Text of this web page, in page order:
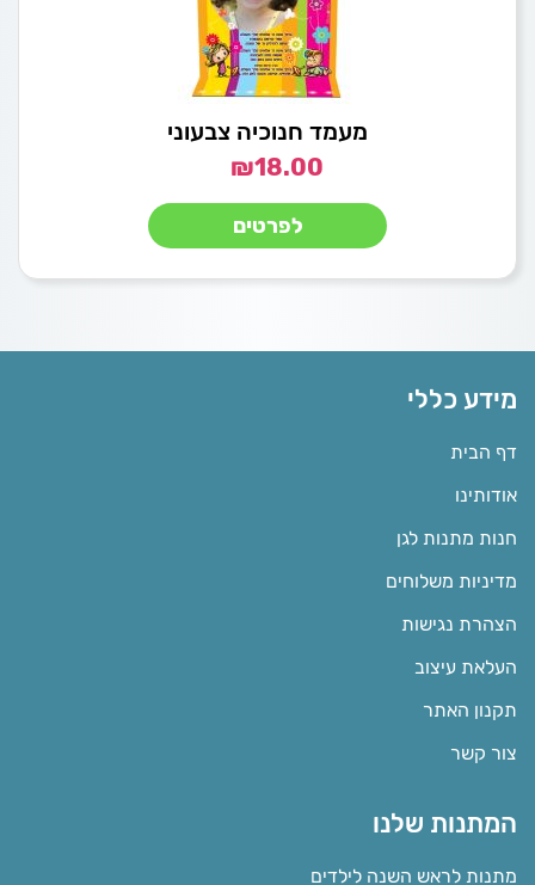
מעמד חנוכיה צבעוני
₪18.00
לפרטים
מידע כללי
דף הבית
אודותינו
חנות מתנות לגן
מדיניות משלוחים
הצהרת נגישות
העלאת עיצוב
תקנון האתר
צור קשר
המתנות שלנו
מתנות לראש השנה לילדים